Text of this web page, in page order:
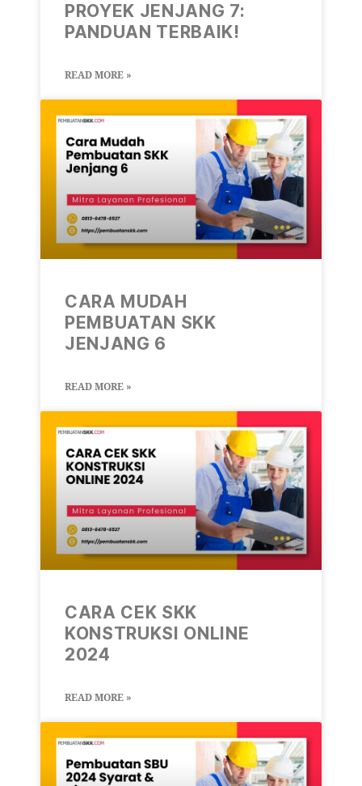
PROYEK JENJANG 7:
PANDUAN TERBAIK!
READ MORE »
CARA MUDAH
PEMBUATAN SKK
JENJANG 6
READ MORE »
CARA CEK SKK
KONSTRUKSI ONLINE
2024
READ MORE »